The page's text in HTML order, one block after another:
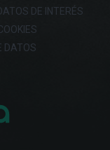
DE INTERÉS
DATOS